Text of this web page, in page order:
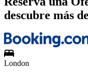
descubre más
London